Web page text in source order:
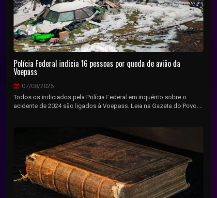
Polícia Federal indicia 16 pessoas por queda de avião da
Voepass
07/08/2026
Todos os indiciados pela Polícia Federal em inquérito sobre o
acidente de 2024 são ligados à Voepass. Leia na Gazeta do Povo....